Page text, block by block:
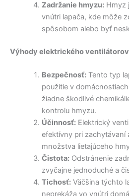
Zadržanie hmyzu:Hmyz
vnútri lapača, kde môže
spôsobom alebo byť
Výhody elektrického
Bezpečnosť:Tento typ
použitie v
žiadne škodlivé
kontrolu hmyzu.
Účinnosť:Elektrický
efektívny pri zachytávaní
množstva lietajúceho
Čistota:Odstránenie
zvyčajne jednoduché a
Tichosť:Väčšina týchto
neprekáža vo vnútri